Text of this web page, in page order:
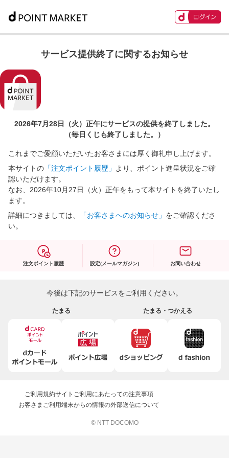
サービス提供終了に関するお知らせ
2026年7月28日（火）正午にサービスの提供を終了しました。
（毎日くじも終了しました。）
これまでご愛顧いただいたお客さまには厚く御礼申し上げます。
本サイトの 「注文ポイント履歴」
より、ポイント進呈状況をご確
認いただけます。
なお、2026年10月27日（火）正午をもって本サイトを終了いたし
ます。
詳細につきましては、
「お客さまへのお知らせ」 をご確認くださ
い。
注文ポイント履歴 設定(メールマガジン) お問い合わせ
今後は下記のサービスをご利用ください。
たまる たまる・つかえる
ご利用規約サイトご利用にあたっての注意事項
お客さまご利用端末からの情報の外部送信について
© NTT DOCOMO